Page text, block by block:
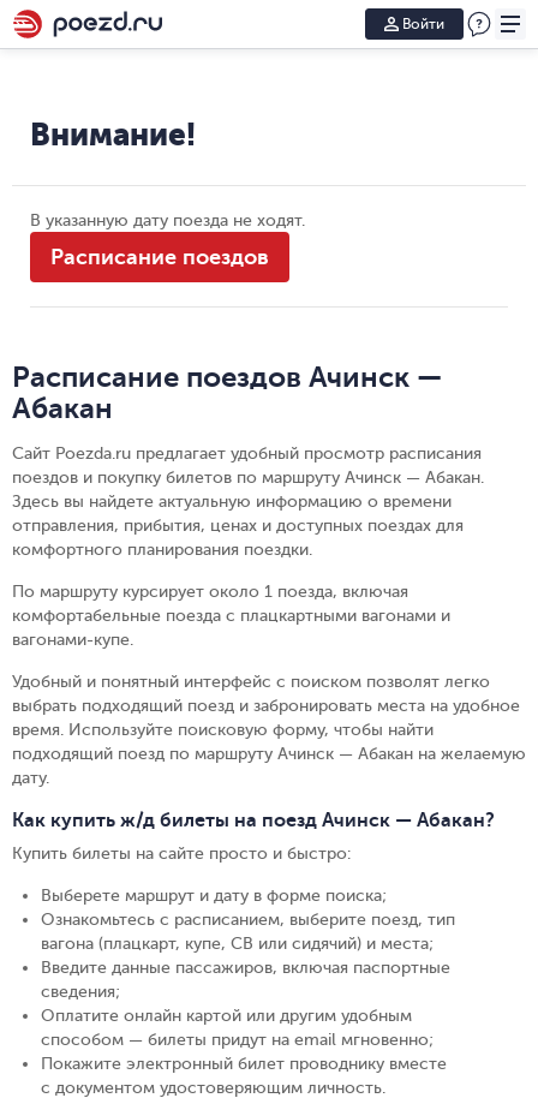
Войти
Внимание!
В указанную дату поезда не ходят.
Расписание поездов
Расписание поездов Ачинск —
Абакан
Сайт Poezda.ru предлагает удобный просмотр расписания
поездов и покупку билетов по маршруту Ачинск — Абакан.
Здесь вы найдете актуальную информацию о времени
отправления, прибытия, ценах и доступных поездах для
комфортного планирования поездки.
По маршруту курсирует около 1 поезда, включая
комфортабельные поезда с плацкартными вагонами и
вагонами-купе.
Удобный и понятный интерфейс с поиском позволят легко
выбрать подходящий поезд и забронировать места на удобное
время. Используйте поисковую форму, чтобы найти
подходящий поезд по маршруту Ачинск — Абакан на желаемую
дату.
Как купить ж/д билеты на поезд Ачинск — Абакан?
Купить билеты на сайте просто и быстро:
Выберете маршрут и дату в форме поиска;
Ознакомьтесь с расписанием, выберите поезд, тип
вагона (плацкарт, купе, СВ или сидячий) и места;
Введите данные пассажиров, включая паспортные
сведения;
Оплатите онлайн картой или другим удобным
способом — билеты придут на email мгновенно;
Покажите электронный билет проводнику вместе
с документом удостоверяющим личность.